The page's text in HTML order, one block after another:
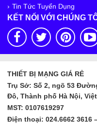
Tin Tức Tuyển Dụng
KẾT NỐI VỚI CHÚNG
THIẾT BỊ MẠNG GIÁ RẺ
Trụ Sở: Số 2, ngõ 53
Đô, Thành phố Hà Nội,
MST: 0107619297
Điện thoại: 024.6662 3616